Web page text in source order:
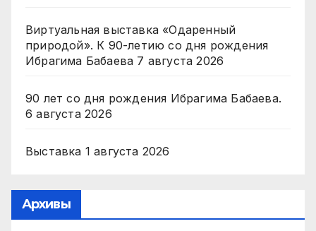
Виртуальная выставка «Одаренный
природой». К 90-летию со дня рождения
Ибрагима Бабаева 7 августа 2026
90 лет со дня рождения Ибрагима Бабаева.
6 августа 2026
Выставка 1 августа 2026
Архивы